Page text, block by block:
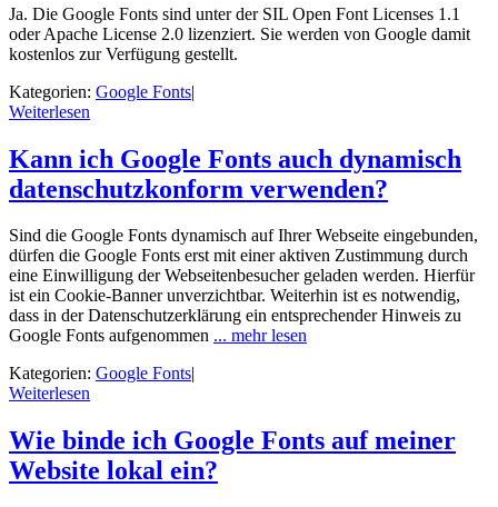
Ja. Die Google Fonts sind unter der SIL Open Font Licenses 1.1
oder Apache License 2.0 lizenziert. Sie werden von Google damit
kostenlos zur Verfügung gestellt.
Kategorien: Google Fonts|
Weiterlesen
Kann ich Google Fonts auch dynamisch
datenschutzkonform verwenden?
Sind die Google Fonts dynamisch auf Ihrer Webseite eingebunden,
dürfen die Google Fonts erst mit einer aktiven Zustimmung durch
eine Einwilligung der Webseitenbesucher geladen werden. Hierfür
ist ein Cookie-Banner unverzichtbar. Weiterhin ist es notwendig,
dass in der Datenschutzerklärung ein entsprechender Hinweis zu
Google Fonts aufgenommen ... mehr lesen
Kategorien: Google Fonts|
Weiterlesen
Wie binde ich Google Fonts auf meiner
Website lokal ein?